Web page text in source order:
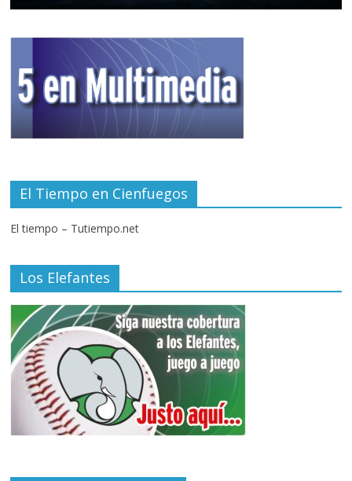
El Tiempo en Cienfuegos
El tiempo – Tutiempo.net
Los Elefantes